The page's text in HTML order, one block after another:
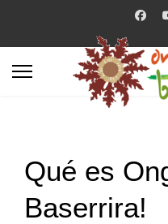
Qué es
Baserrira!